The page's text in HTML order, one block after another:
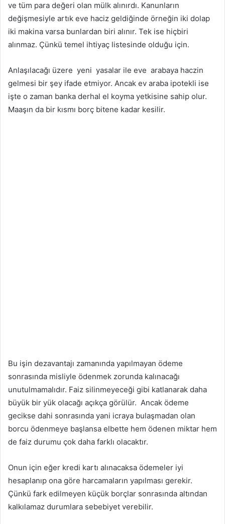
ve tüm para değeri olan mülk alınırdı. Kanunların
değişmesiyle artık eve haciz geldiğinde örneğin iki dolap
iki makina varsa bunlardan biri alınır. Tek ise hiçbiri
alınmaz. Çünkü temel ihtiyaç listesinde olduğu için.
Anlaşılacağı üzere yeni yasalar ile eve arabaya haczin
gelmesi bir şey ifade etmiyor. Ancak ev araba ipotekli ise
işte o zaman banka derhal el koyma yetkisine sahip olur.
Maaşın da bir kısmı borç bitene kadar kesilir.
Bu işin dezavantajı zamanında yapılmayan ödeme
sonrasında misliyle ödenmek zorunda kalınacağı
unutulmamalıdır. Faiz silinmeyeceği gibi katlanarak daha
büyük bir yük olacağı açıkça görülür. Ancak ödeme
gecikse dahi sonrasında yani icraya bulaşmadan olan
borcu ödenmeye başlansa elbette hem ödenen miktar hem
de faiz durumu çok daha farklı olacaktır.
Onun için eğer kredi kartı alınacaksa ödemeler iyi
hesaplanıp ona göre harcamaların yapılması gerekir.
Çünkü fark edilmeyen küçük borçlar sonrasında altından
kalkılamaz durumlara sebebiyet verebilir.